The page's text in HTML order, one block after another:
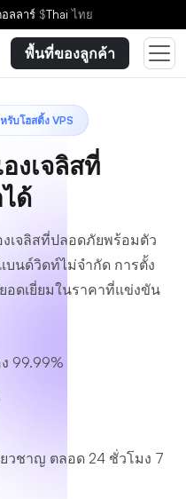
ลลาร์ $Thaiไทย
พื้นที่ของลูกค้า
รับโฮสติ้ง VPS
งเจลิสที่
ด้
เจลิสที่ปลอดภัยพร้อมตัว
บนด์วิดท์ไม่จำกัด การตั้ง
ดเยี่ยมในราคาที่แข่งขัน
99.99%
วชาญ ตลอด 24 ชั่วโมง 7